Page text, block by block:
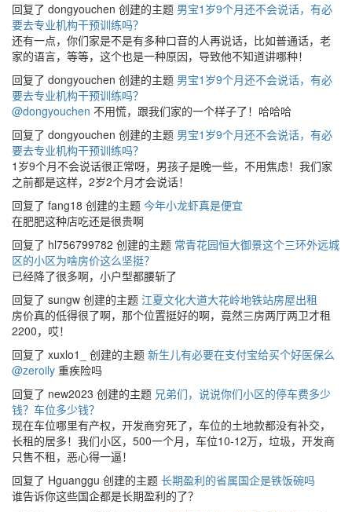
回复了 dongyouchen 创建的主题 男宝1岁9个月还不会说话，有必
要去专业机构干预训练吗？
还有一点，你们家是不是有多种口音的人再说话，比如普通话，老
家的语言，等等，这个也是一种原因，导致他不知道讲哪种！
回复了 dongyouchen 创建的主题 男宝1岁9个月还不会说话，有必
要去专业机构干预训练吗？
@dongyouchen 不用慌，跟我们家的一个样子了！哈哈哈
回复了 dongyouchen 创建的主题 男宝1岁9个月还不会说话，有必
要去专业机构干预训练吗？
1岁9个月不会说话很正常呀，男孩子是晚一些，不用焦虑！我们家
之前都是这样，2岁2个月才会说话！
回复了 fang18 创建的主题 今年小龙虾真是便宜
在肥肥这种店吃还是很贵啊
回复了 hl756799782 创建的主题 常青花园恒大御景这个三环外远城
区的小区为啥房价这么坚挺？
已经降了很多啊，小户型都腰斩了
回复了 sungw 创建的主题 江夏文化大道大花岭地铁站房屋出租
房价真的低得很了啊，那个位置挺好的啊，竟然三房两厅两卫才租
2200，哎！
回复了 xuxlo1_ 创建的主题 新生儿有必要在支付宝给买个好医保么
@zeroily 重疾险吗
回复了 new2023 创建的主题 兄弟们，说说你们小区的停车费多少
钱？车位多少钱？
现在车位哪里有产权，开发商穷死了，车位的土地款都没有补交，
长租的居多！我们小区，500一个月，车位10-12万，垃圾，开发商
只售不租，恶心得一逼！
回复了 Hguanggu 创建的主题 长期盈利的省属国企是铁饭碗吗
谁告诉你这些国企都是长期盈利的了？